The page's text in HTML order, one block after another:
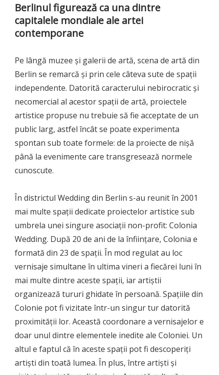
Berlinul figurează ca una dintre
capitalele mondiale ale artei
contemporane
Pe lângă muzee și galerii de artă, scena de artă din
Berlin se remarcă și prin cele câteva sute de spații
independente. Datorită caracterului nebirocratic și
necomercial al acestor spații de artă, proiectele
artistice propuse nu trebuie să fie acceptate de un
public larg, astfel încât se poate experimenta
spontan sub toate formele: de la proiecte de nișă
până la evenimente care transgresează normele
cunoscute.
În districtul Wedding din Berlin s-au reunit în 2001
mai multe spații dedicate proiectelor artistice sub
umbrela unei singure asociații non-profit: Colonia
Wedding. După 20 de ani de la înființare, Colonia e
formată din 23 de spații. În mod regulat au loc
vernisaje simultane în ultima vineri a fiecărei luni în
mai multe dintre aceste spații, iar artiștii
organizează tururi ghidate în persoană. Spațiile din
Colonie pot fi vizitate într-un singur tur datorită
proximității lor. Această coordonare a vernisajelor e
doar unul dintre elementele inedite ale Coloniei. Un
altul e faptul că în aceste spații pot fi descoperiți
artiști din toată lumea. În plus, între artiști și